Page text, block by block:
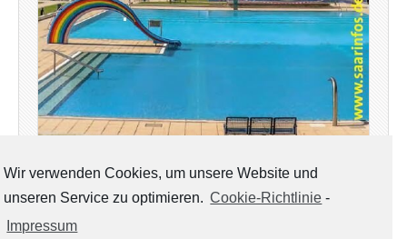
Mit Saarinfos Plus – Ausgabe Juli August 2021 – Ihr
Regionalmagazin für die Kreise Saarlouis & Merzig –
steht unser Magazin diesmal auch wieder in digitaler
Wir verwenden Cookies, um unsere Website und
unseren Service zu optimieren. Cookie-Richtlinie -
Impressum